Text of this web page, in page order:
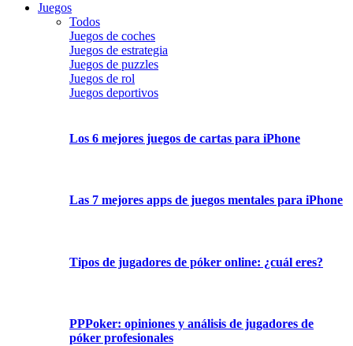
Juegos
Todos
Juegos de coches
Juegos de estrategia
Juegos de puzzles
Juegos de rol
Juegos deportivos
Los 6 mejores juegos de cartas para iPhone
Las 7 mejores apps de juegos mentales para iPhone
Tipos de jugadores de póker online: ¿cuál eres?
PPPoker: opiniones y análisis de jugadores de
póker profesionales